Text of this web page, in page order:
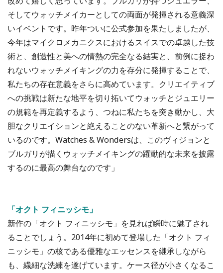
そしてウォッチメイカーとしての両面が発揮される意義深
いイベントです。昨年ついに公式参加を果たしましたが、
今年はマイクロメカニクスにおけるスイスでの卓越した技
術と、創造性と美への情熱の完全なる結実と、前例に捉わ
れないウォッチメイキングの力を存分に発揮することで、
私たちの存在意義をさらに高めています。クリエイティブ
への挑戦は新たな地平を切り拓いてウォッチとジュエリー
の規範を再定義するよう、つねに私たちを突き動かし、大
胆なクリエイションと絶えることのない革新へと繋がって
いるのです。Watches & Wondersは、このヴィジョンと
ブルガリが描くウォッチメイキングの躍動的な未来を披露
するのに最高の舞台なのです」
「オクト フィニッシモ」
新作の「オクト フィニッシモ」を見れば瞬時に魅了され
ることでしょう。2014年に初めて登場した「オクト フィ
ニッシモ」の核である優雅なエッセンスを継承しながら
も、繊細な洗練を遂げています。ケース径が小さくなるこ